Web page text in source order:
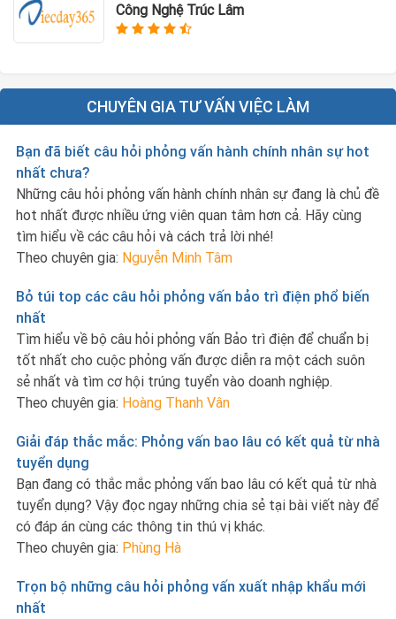
Công Nghệ Trúc Lâm
CHUYÊN GIA TƯ VẤN VIỆC LÀM
Bạn đã biết câu hỏi phỏng vấn hành chính nhân sự hot
nhất chưa?
Những câu hỏi phỏng vấn hành chính nhân sự đang là chủ đề
hot nhất được nhiều ứng viên quan tâm hơn cả. Hãy cùng
tìm hiểu về các câu hỏi và cách trả lời nhé!
Theo chuyên gia: Nguyễn Minh Tâm
Bỏ túi top các câu hỏi phỏng vấn bảo trì điện phổ biến
nhất
Tìm hiểu về bộ câu hỏi phỏng vấn Bảo trì điện để chuẩn bị
tốt nhất cho cuộc phỏng vấn được diễn ra một cách suôn
sẻ nhất và tìm cơ hội trúng tuyển vào doanh nghiệp.
Theo chuyên gia: Hoàng Thanh Vân
Giải đáp thắc mắc: Phỏng vấn bao lâu có kết quả từ nhà
tuyển dụng
Bạn đang có thắc mắc phỏng vấn bao lâu có kết quả từ nhà
tuyển dụng? Vậy đọc ngay những chia sẻ tại bài viết này để
có đáp án cùng các thông tin thú vị khác.
Theo chuyên gia: Phùng Hà
Trọn bộ những câu hỏi phỏng vấn xuất nhập khẩu mới
nhất